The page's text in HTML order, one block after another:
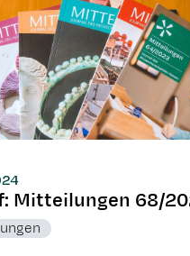
Mitteilungen 68/